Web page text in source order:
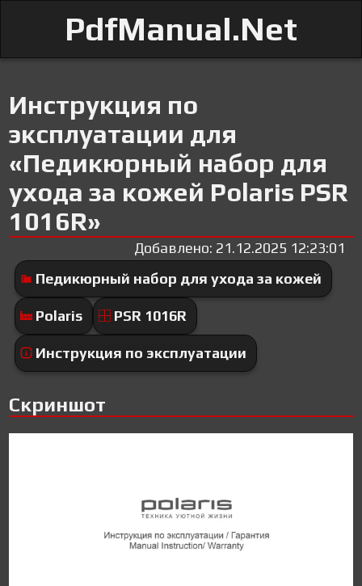
PdfManual.Net
Инструкция по
эксплуатации для
«Педикюрный набор для
ухода за кожей Polaris PSR
1016R»
Добавлено: 21.12.2025 12:23:01
Педикюрный набор для ухода за кожей
Polaris PSR 1016R
Инструкция по эксплуатации
Скриншот